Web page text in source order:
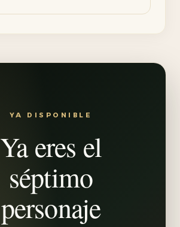
YA DISPONIBLE
Ya eres el
séptimo
personaje